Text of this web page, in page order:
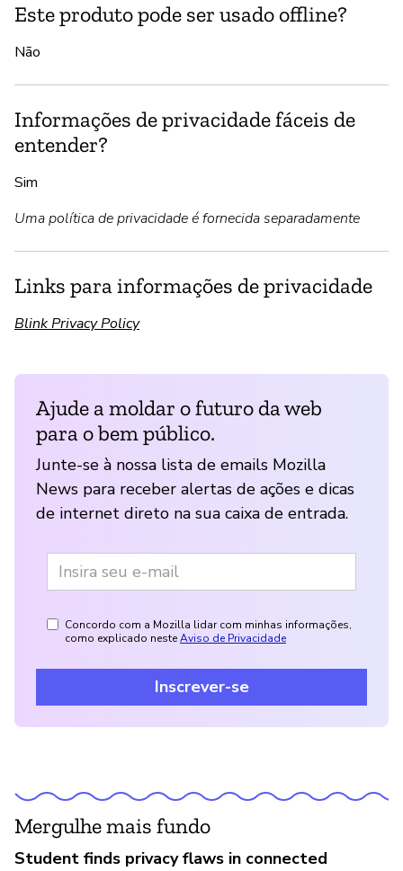
Este produto pode ser usado offline?
Não
Informações de privacidade fáceis de
entender?
Sim
Uma política de privacidade é fornecida separadamente
Links para informações de privacidade
Blink Privacy Policy
Ajude a moldar o futuro da web
para o bem público.
Junte-se à nossa lista de emails Mozilla
News para receber alertas de ações e dicas
de internet direto na sua caixa de entrada.
Concordo com a Mozilla lidar com minhas informações,
como explicado nesteAviso de Privacidade
Inscrever-se
Mergulhe mais fundo
Student finds privacy flaws in connected